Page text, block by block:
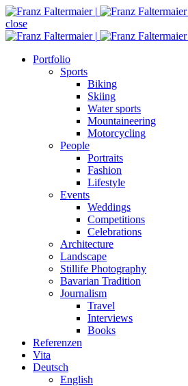
close
Portfolio
Sports
Biking
Skiing
Water sports
Mountaineering
Motorcycling
People
Portraits
Fashion
Lifestyle
Events
Weddings
Competitions
Celebrations
Architecture
Landscape
Stillife Photography
Bavarian Tradition
Journalism
Travel
Interviews
Books
Referenzen
Vita
Deutsch
English